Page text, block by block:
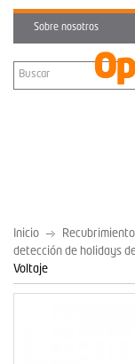
Sobre nosotros
Inicio
detección de holidays
Voltaje